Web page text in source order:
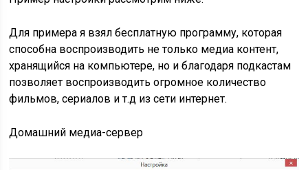
Для примера я взял бесплатную программу, которая
способна воспроизводить не только медиа контент,
хранящийся на компьютере, но и благодаря подкастам
позволяет воспроизводить огромное количество
фильмов, сериалов и т.д из сети интернет.
Домашний медиа-сервер